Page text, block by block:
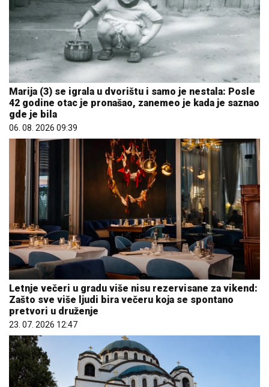
Marija (3) se igrala u dvorištu i samo je nestala: Posle
42 godine otac je pronašao, zanemeo je kada je saznao
gde je bila
06. 08. 2026 09:39
Letnje večeri u gradu više nisu rezervisane za vikend:
Zašto sve više ljudi bira večeru koja se spontano
pretvori u druženje
23. 07. 2026 12:47